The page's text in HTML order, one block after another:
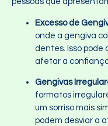
Excesso de
onde a gengiva
dentes. Isso pode
afetar a confiança
Gengivas
formatos
um sorriso mais
podem desviar a